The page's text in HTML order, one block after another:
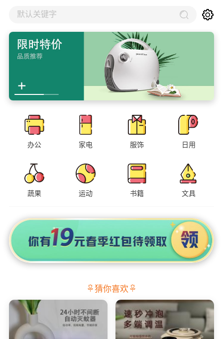
默认关键字
办公 家电 服饰 日用
蔬果 运动 书籍 文具
猜你喜欢